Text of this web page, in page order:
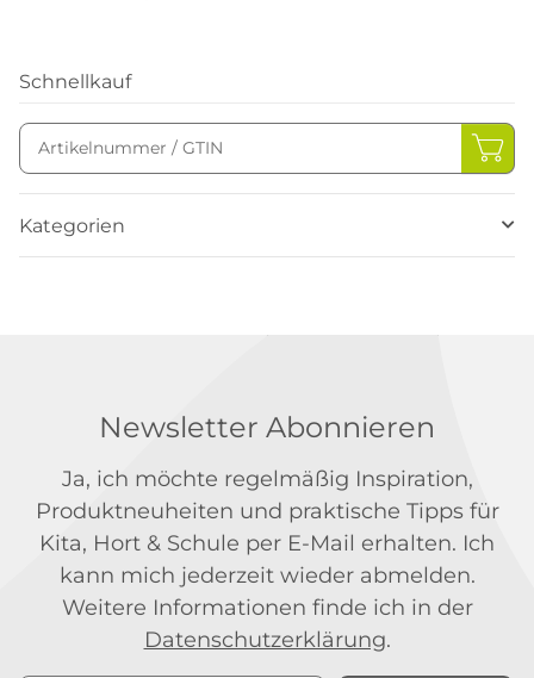
Schnellkauf
Kategorien
Newsletter Abonnieren
Ja, ich möchte regelmäßig Inspiration,
Produktneuheiten und praktische Tipps für
Kita, Hort & Schule per E-Mail erhalten. Ich
kann mich jederzeit wieder abmelden.
Weitere Informationen finde ich in der
Datenschutzerklärung.